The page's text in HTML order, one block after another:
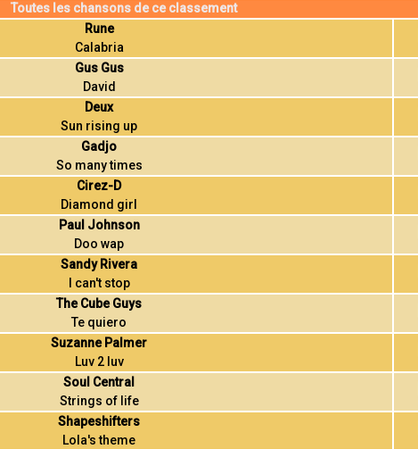
Toutes les chansons de ce classement
Rune
Calabria
Gus Gus
David
Deux
Sun rising up
Gadjo
So many times
Cirez-D
Diamond girl
Paul Johnson
Doo wap
Sandy Rivera
I can't stop
The Cube Guys
Te quiero
Suzanne Palmer
Luv 2 luv
Soul Central
Strings of life
Shapeshifters
Lola's theme